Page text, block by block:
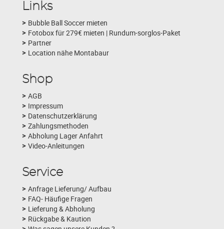
Links
Bubble Ball Soccer mieten
Fotobox für 279€ mieten | Rundum-sorglos-Paket
Partner
Location nähe Montabaur
Shop
AGB
Impressum
Datenschutzerklärung
Zahlungsmethoden
Abholung Lager Anfahrt
Video-Anleitungen
Service
Anfrage Lieferung/ Aufbau
FAQ- Häufige Fragen
Lieferung & Abholung
Rückgabe & Kaution